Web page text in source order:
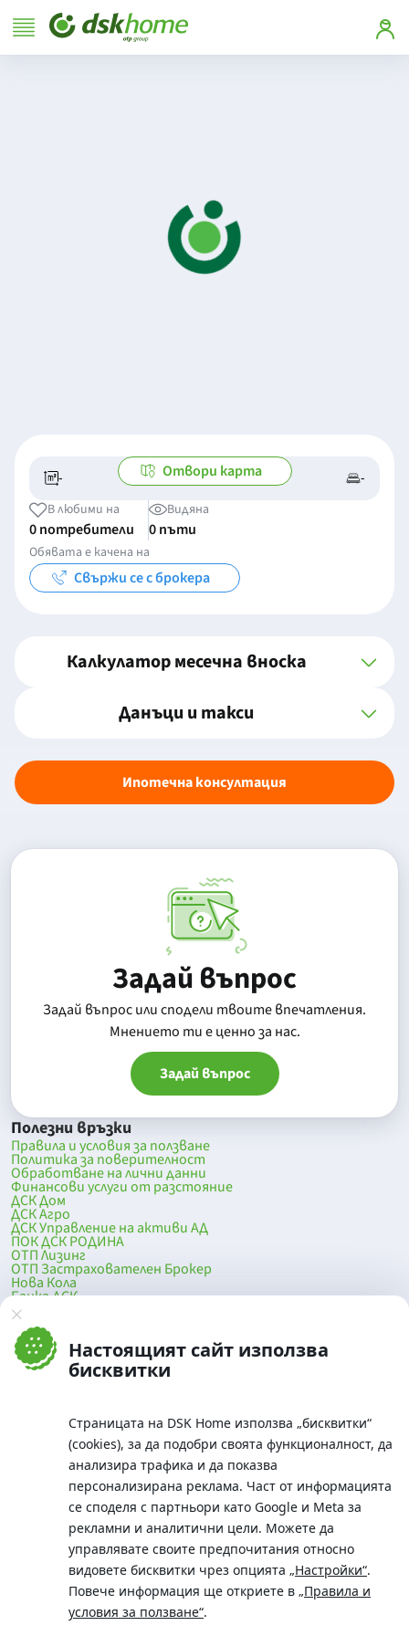
Настоящият сайт използва
бисквитки
Страницата на DSK Home използва „бисквитки“
(cookies), за да подобри своята функционалност, да
анализира трафика и да показва
персонализирана реклама. Част от информацията
се споделя с партньори като Google и Meta за
рекламни и аналитични цели. Можете да
управлявате своите предпочитания относно
видовете бисквитки чрез опцията „Настройки“.
Повече информация ще откриете в „Правила и
условия за ползване“.
- -/- -
Отвори карта
В любими на
0 потребители
Видяна
0 пъти
Обявата е качена на
Свържи се с брокера
Калкулатор месечна вноска
Данъци и такси
Ипотечна консултация
Задай въпрос
Задай въпрос или сподели твоите впечатления.
Mнението ти е ценно за нас.
Задай въпрос
Полезни връзки
Правила и условия за ползване
Политика за поверителност
Обработване на лични данни
Финансови услуги от разстояние
ДСК Дом
ДСК Агро
ДСК Управление на активи АД
ПОК ДСК РОДИНА
ОТП Лизинг
ОТП Застрахователен Брокер
Нова Кола
Банка ДСК
DSK Mobile
Оферти за продажба от Банка ДСК
Клонова мрежа и банкомати
До началото на страницата
Телефон:
0700 10 375 / *2375
Московска No.19 / ул. Г. Бенковски No. 5, София 1036
SWIFT/BIC: